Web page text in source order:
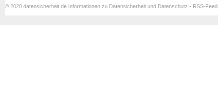
© 2020 datensicherheit.de Informationen zu Datensicherheit und Datenschutz - RSS-